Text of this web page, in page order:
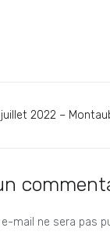
2022 –
mail ne sera pas